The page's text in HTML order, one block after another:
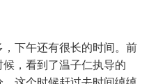
下午还有很长的时间。前
，看到了温子仁执导的